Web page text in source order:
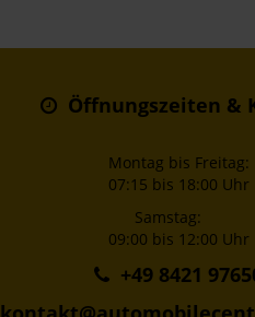
Öffnungszeiten &
Montag bis Freitag:
07:15 bis 18:00 Uhr
Samstag:
09:00 bis 12:00 Uhr
+49 8421